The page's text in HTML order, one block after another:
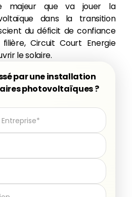
majeur que va jouer la
dans la transition
du déficit de confiance
Circuit Court Energie
le solaire.
par une installation
photovoltaïques ?
*